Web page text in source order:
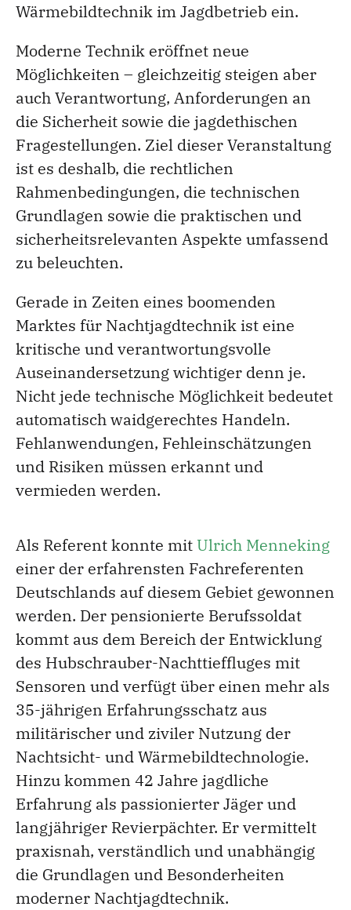
Wärmebildtechnik im Jagdbetrieb ein.
Moderne Technik eröffnet neue
Möglichkeiten – gleichzeitig steigen aber
auch Verantwortung, Anforderungen an
die Sicherheit sowie die jagdethischen
Fragestellungen. Ziel dieser Veranstaltung
ist es deshalb, die rechtlichen
Rahmenbedingungen, die technischen
Grundlagen sowie die praktischen und
sicherheitsrelevanten Aspekte umfassend
zu beleuchten.
Gerade in Zeiten eines boomenden
Marktes für Nachtjagdtechnik ist eine
kritische und verantwortungsvolle
Auseinandersetzung wichtiger denn je.
Nicht jede technische Möglichkeit bedeutet
automatisch waidgerechtes Handeln.
Fehlanwendungen, Fehleinschätzungen
und Risiken müssen erkannt und
vermieden werden.
Als Referent konnte mit Ulrich Menneking
einer der erfahrensten Fachreferenten
Deutschlands auf diesem Gebiet gewonnen
werden. Der pensionierte Berufssoldat
kommt aus dem Bereich der Entwicklung
des Hubschrauber-Nachttieffluges mit
Sensoren und verfügt über einen mehr als
35-jährigen Erfahrungsschatz aus
militärischer und ziviler Nutzung der
Nachtsicht- und Wärmebildtechnologie.
Hinzu kommen 42 Jahre jagdliche
Erfahrung als passionierter Jäger und
langjähriger Revierpächter. Er vermittelt
praxisnah, verständlich und unabhängig
die Grundlagen und Besonderheiten
moderner Nachtjagdtechnik.